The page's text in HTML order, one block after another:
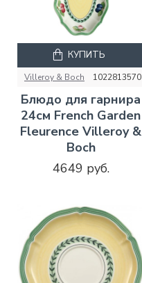
Villeroy & Boch 1022813570
Блюдо для гарнира
24см French Garden
Fleurence Villeroy &
Boch
4649 руб.
КУПИТЬ